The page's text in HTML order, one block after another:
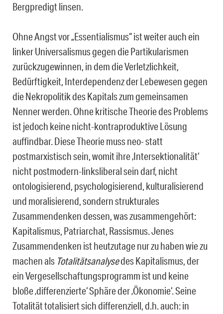
Bergpredigt linsen.
Ohne Angst vor „Essentialismus“ ist weiter auch ein
linker Universalismus gegen die Partikularismen
zurückzugewinnen, in dem die Verletzlichkeit,
Bedürftigkeit, Interdependenz der Lebewesen gegen
die Nekropolitik des Kapitals zum gemeinsamen
Nenner werden. Ohne kritische Theorie des Problems
ist jedoch keine nicht-kontraproduktive Lösung
auffindbar. Diese Theorie muss neo- statt
postmarxistisch sein, womit ihre ‚Intersektionalität‘
nicht postmodern-linksliberal sein darf, nicht
ontologisierend, psychologisierend, kulturalisierend
und moralisierend, sondern strukturales
Zusammendenken dessen, was zusammengehört:
Kapitalismus, Patriarchat, Rassismus. Jenes
Zusammendenken ist heutzutage nur zu haben wie zu
machen als Totalitätsanalysedes Kapitalismus, der
ein Vergesellschaftungsprogramm ist und keine
bloße ‚differenzierte‘ Sphäre der ‚Ökonomie‘. Seine
Totalität totalisiert sich differenziell, d.h. auch: in